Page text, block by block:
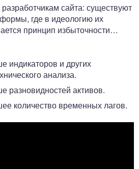
сайта: существуют
где в идеологию их
принцип избыточности…
индикаторов и других
анализа.
разновидностей активов.
количество временных лагов.